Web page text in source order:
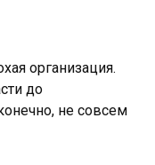
организация.
до
не совсем